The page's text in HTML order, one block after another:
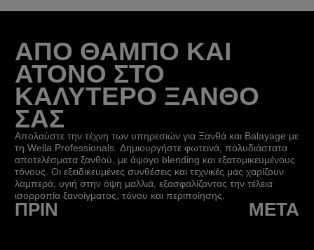
ΑΠΟ ΘΑΜΠΟ ΚΑΙ
ΑΤΟΝΟ ΣΤΟ
ΚΑΛΥΤΕΡΟ ΞΑΝΘΟ
ΣΑΣ
Απολαύστε την τέχνη των υπηρεσιών για Ξανθά και Balayage με
τη Wella Professionals. Δημιουργήστε φωτεινά, πολυδιάστατα
αποτελέσματα ξανθού, με άψογο blending και εξατομικευμένους
τόνους. Οι εξειδικευμένες συνθέσεις και τεχνικές μας χαρίζουν
λαμπερά, υγιή στην όψη μαλλιά, εξασφαλίζοντας την τέλεια
ισορροπία ξανοίγματος, τόνου και περιποίησης.
ΠΡΙΝ ΜΕΤΆ